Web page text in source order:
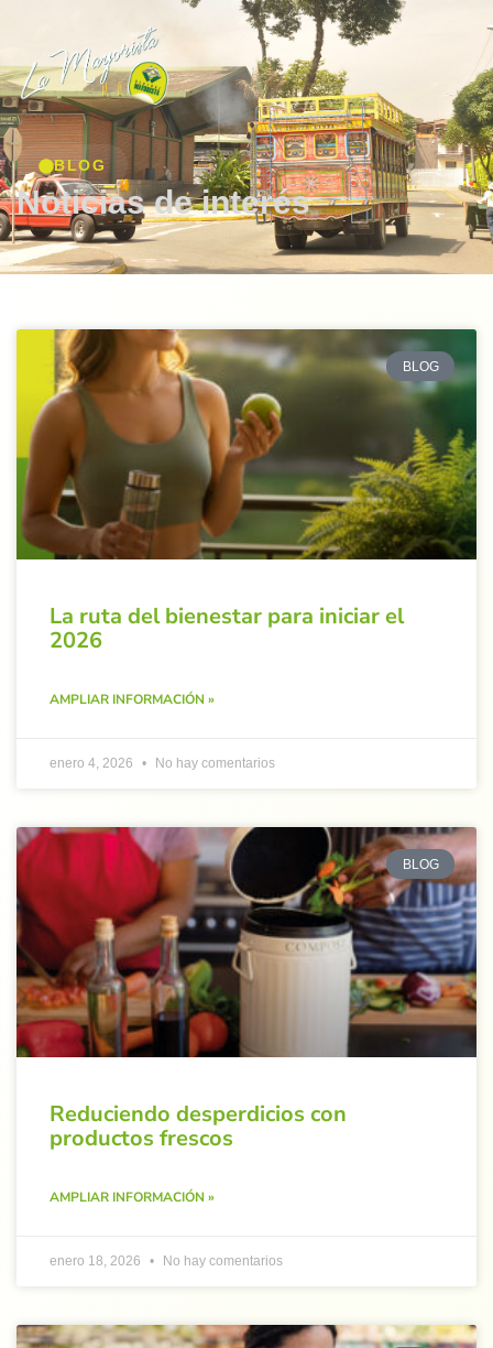
BLOG
Noticias de interés
BLOG
La ruta del bienestar para iniciar el
2026
AMPLIAR INFORMACIÓN »
enero 4, 2026 No hay comentarios
BLOG
Reduciendo desperdicios con
productos frescos
AMPLIAR INFORMACIÓN »
enero 18, 2026 No hay comentarios